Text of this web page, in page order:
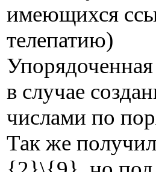
имеющихся
телепатию)
в случае
числами по
Так же